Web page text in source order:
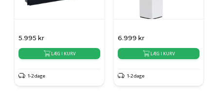
5.995 kr
LÆG I KURV
1-2 dage
6.999 kr
LÆG I KURV
1-2 dage